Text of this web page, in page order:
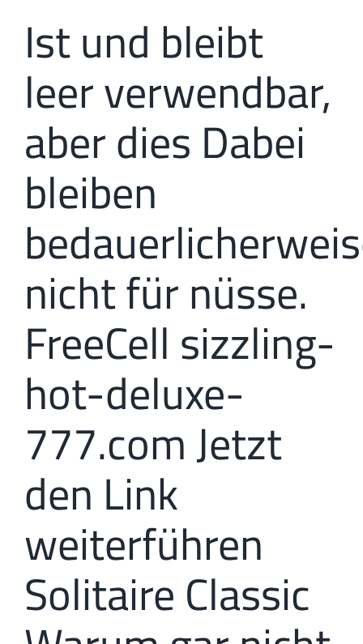
Ist und bleibt
leer verwendbar,
aber dies Dabei
bleiben
nicht für nüsse.
FreeCellsizzling-
hot-deluxe-
777.com Jetzt
den Link
weiterführen
Solitaire Classic